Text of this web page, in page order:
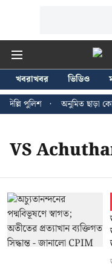
খবরাখবর ভিডিও
পুলিশ
অনুমিত ছাড়া
VS